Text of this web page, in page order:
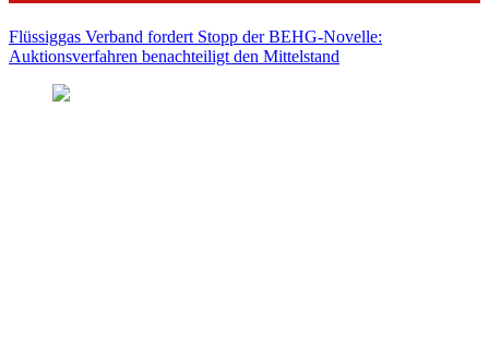
Flüssiggas Verband fordert Stopp der BEHG-Novelle:
Auktionsverfahren benachteiligt den Mittelstand